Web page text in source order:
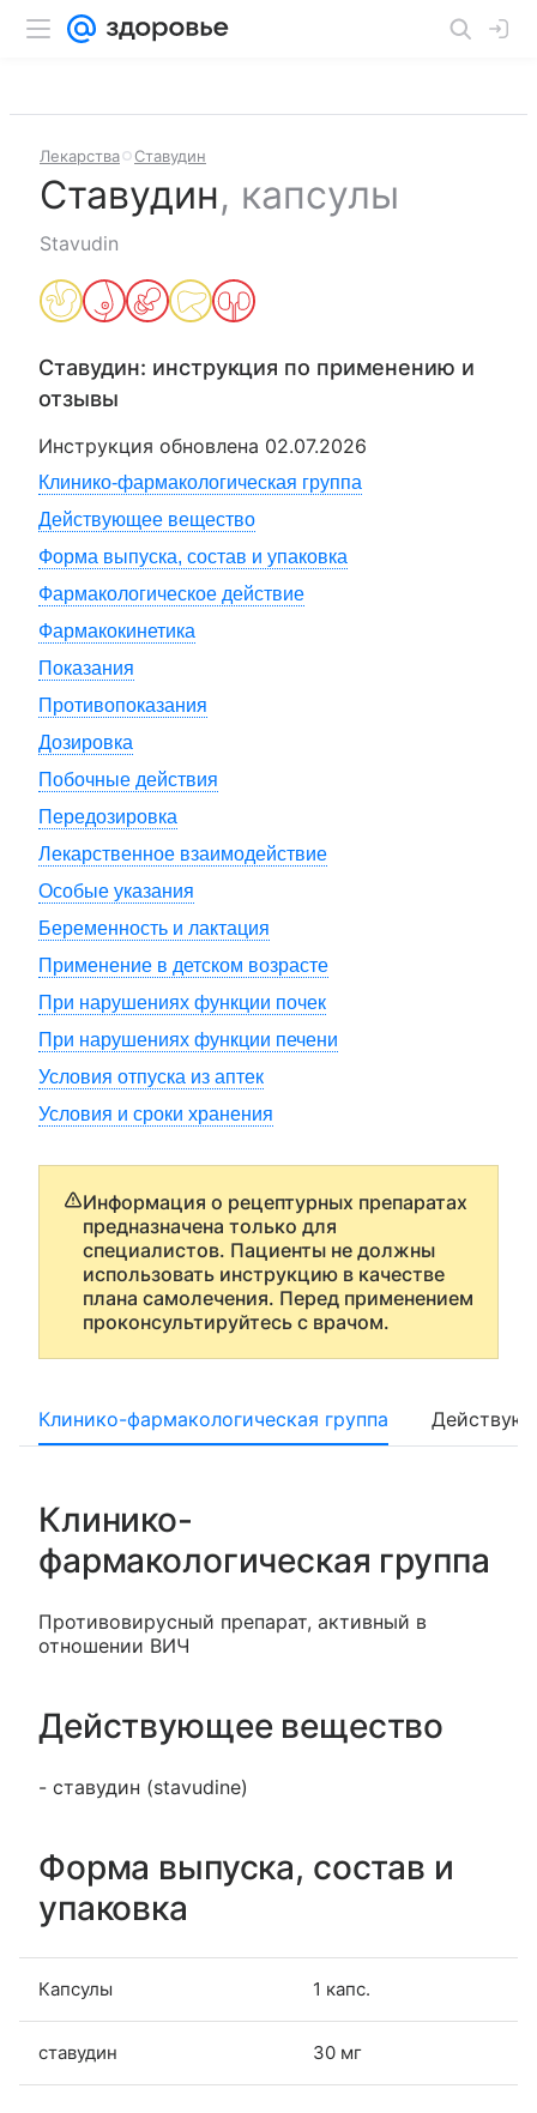
Лекарства Ставудин
Ставудин, капсулы
Stavudin
Ставудин: инструкция по применению и
отзывы
Инструкция обновлена 02.07.2026
Клинико-фармакологическая группа
Действующее вещество
Форма выпуска, состав и упаковка
Фармакологическое действие
Фармакокинетика
Показания
Противопоказания
Дозировка
Побочные действия
Передозировка
Лекарственное взаимодействие
Особые указания
Беременность и лактация
Применение в детском возрасте
При нарушениях функции почек
При нарушениях функции печени
Условия отпуска из аптек
Условия и сроки хранения
Информация о рецептурных препаратах
предназначена только для
специалистов. Пациенты не должны
использовать инструкцию в качестве
плана самолечения. Перед применением
проконсультируйтесь с врачом.
Клинико-фармакологическая группа
Клинико-
фармакологическая группа
Противовирусный препарат, активный в
отношении ВИЧ
Действующее вещество
- ставудин (stavudine)
Форма выпуска, состав и
упаковка
Капсулы 1 капс.
ставудин 30 мг